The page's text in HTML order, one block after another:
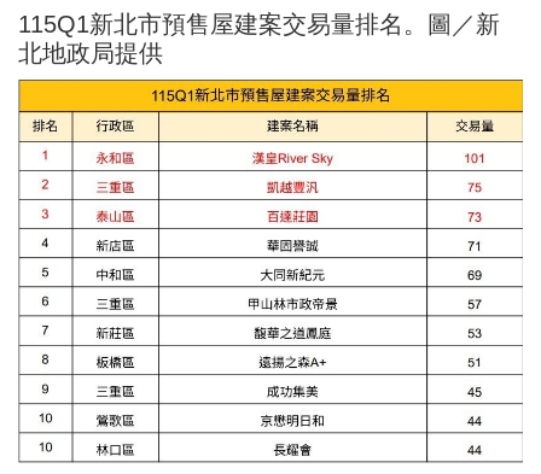
115Q1新北市預售屋建案交易量排名。圖／新
北地政局提供